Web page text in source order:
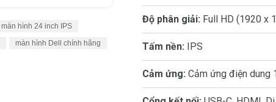
màn hình 24 inch IPS
màn hình Dell chính hãng
Độ phân giải: Full HD (1920 x
Tấm nền: IPS
Cảm ứng: Cảm ứng điện dung